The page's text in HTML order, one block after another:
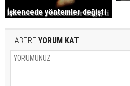
İşkencede yöntemler değişti
HABERE YORUM KAT